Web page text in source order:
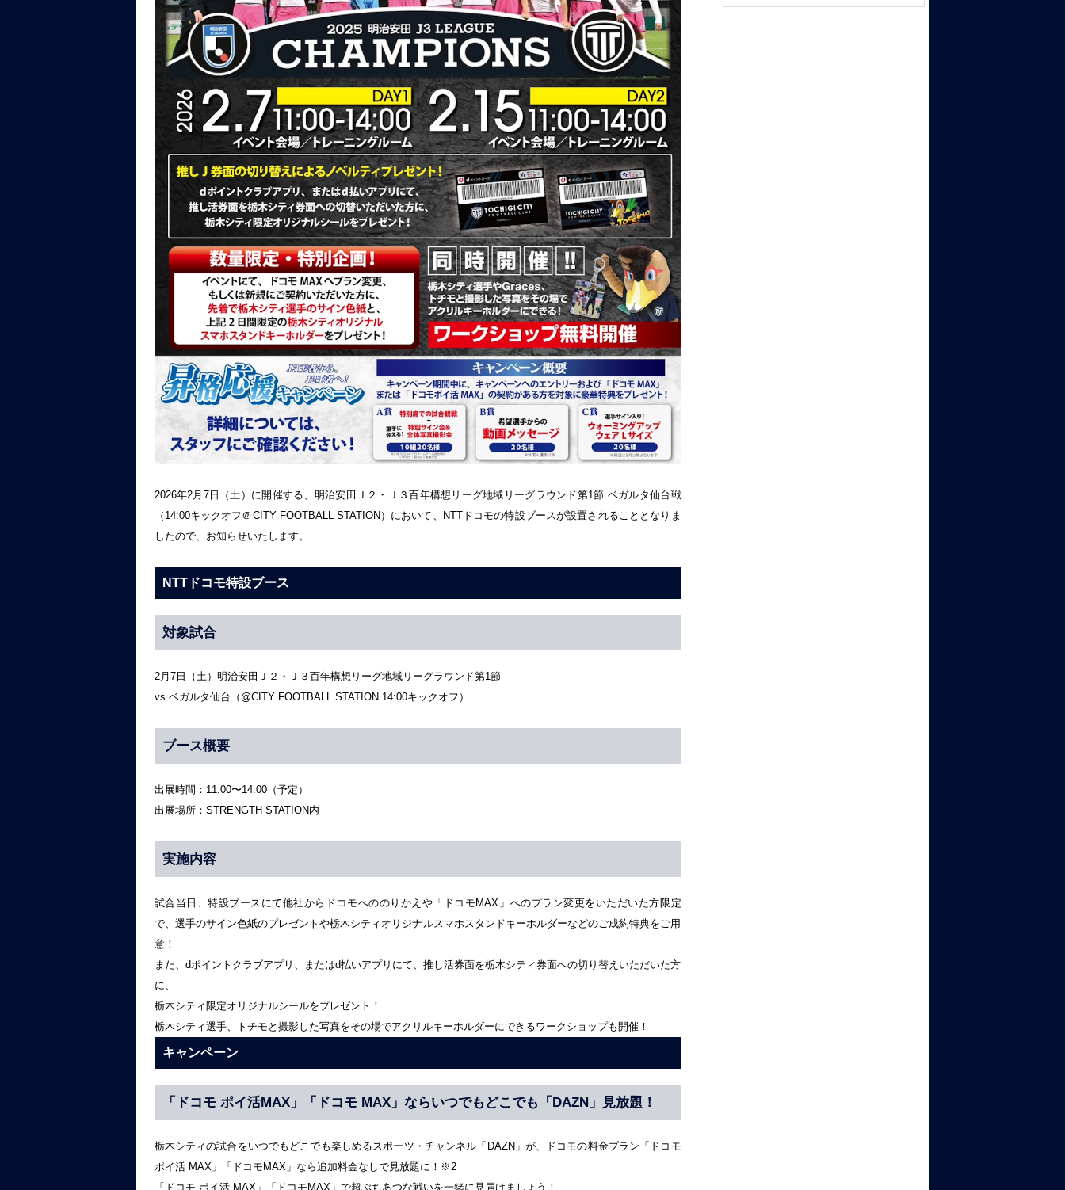
2026年2月7日（土）に開催する、明治安田Ｊ２・Ｊ３百年構想リーグ地域リーグラウンド第1節 ベガルタ仙台戦
（14:00キックオフ＠CITY FOOTBALL STATION）において、NTTドコモの特設ブースが設置されることとなりま
したので、お知らせいたします。
NTTドコモ特設ブース
対象試合
2月7日（土）明治安田Ｊ２・Ｊ３百年構想リーグ地域リーグラウンド第1節
vs ベガルタ仙台（@CITY FOOTBALL STATION 14:00キックオフ）
ブース概要
出展時間：11:00〜14:00（予定）
出展場所：STRENGTH STATION内
実施内容
試合当日、特設ブースにて他社からドコモへののりかえや「ドコモMAX」へのプラン変更をいただいた方限定
で、選手のサイン色紙のプレゼントや栃木シティオリジナルスマホスタンドキーホルダーなどのご成約特典をご用
意！
また、dポイントクラブアプリ、またはd払いアプリにて、推し活券面を栃木シティ券面への切り替えいただいた方
に、
栃木シティ限定オリジナルシールをプレゼント！
栃木シティ選手、トチモと撮影した写真をその場でアクリルキーホルダーにできるワークショップも開催！
キャンペーン
「ドコモ ポイ活MAX」「ドコモ MAX」ならいつでもどこでも「DAZN」見放題！
栃木シティの試合をいつでもどこでも楽しめるスポーツ・チャンネル「DAZN」が、ドコモの料金プラン「ドコモ
ポイ活 MAX」「ドコモMAX」なら追加料金なしで見放題に！※2
「ドコモ ポイ活 MAX」「ドコモMAX」で超ぶちあつな戦いを一緒に見届けましょう！